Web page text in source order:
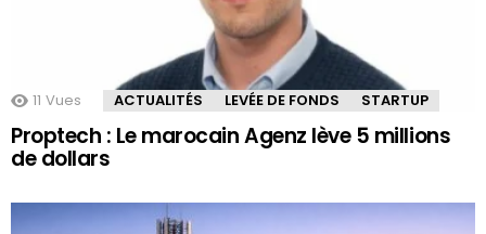
11 Vues ACTUALITÉS LEVÉE DE FONDS STARTUP
Proptech : Le marocain Agenz lève 5 millions
de dollars